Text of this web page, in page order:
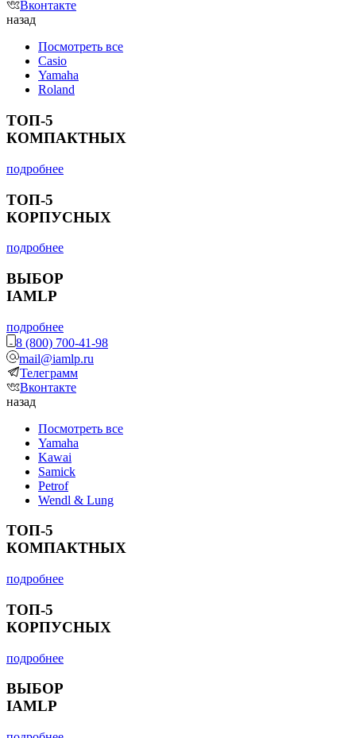
Вконтакте
назад
Посмотреть все
Casio
Yamaha
Roland
ТОП-5
КОМПАКТНЫХ
подробнее
ТОП-5
КОРПУСНЫХ
подробнее
ВЫБОР
IAMLP
подробнее
8 (800) 700-41-98
mail@iamlp.ru
Телеграмм
Вконтакте
назад
Посмотреть все
Yamaha
Kawai
Samick
Petrof
Wendl & Lung
ТОП-5
КОМПАКТНЫХ
подробнее
ТОП-5
КОРПУСНЫХ
подробнее
ВЫБОР
IAMLP